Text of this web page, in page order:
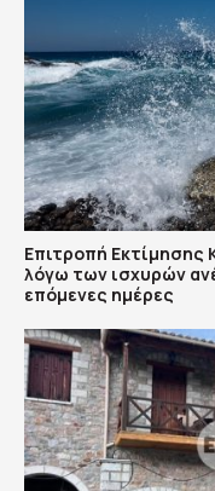
Επιτροπή Εκτίμησης
λόγω των ισχυρών
επόμενες ημέρες